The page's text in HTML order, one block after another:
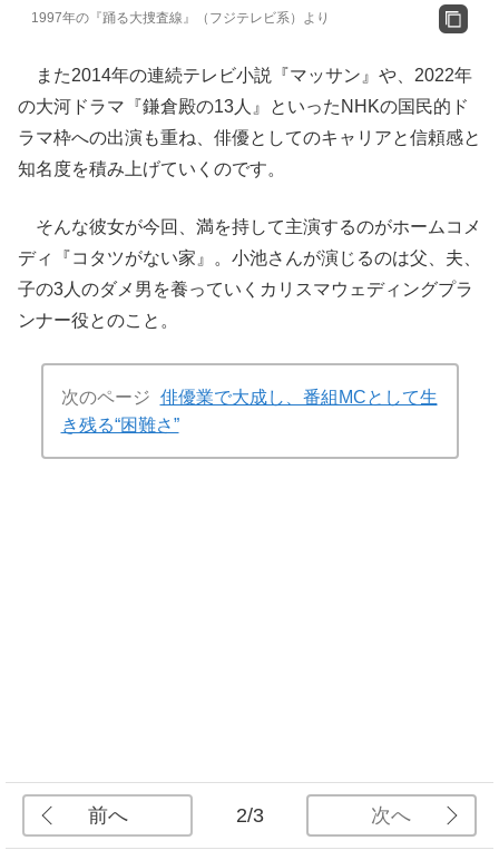
1997年の『踊る大捜査線』（フジテレビ系）より
また2014年の連続テレビ小説『マッサン』や、2022年
の大河ドラマ『鎌倉殿の13人』といったNHKの国民的ド
ラマ枠への出演も重ね、俳優としてのキャリアと信頼感と
知名度を積み上げていくのです。
そんな彼女が今回、満を持して主演するのがホームコメ
ディ『コタツがない家』。小池さんが演じるのは父、夫、
子の3人のダメ男を養っていくカリスマウェディングプラ
ンナー役とのこと。
次のページ 俳優業で大成し、番組MCとして生
き残る“困難さ”
前へ 2/3 次へ